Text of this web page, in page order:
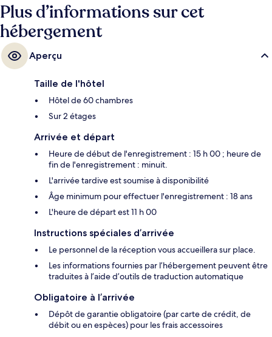
Plus d’informations sur cet
hébergement
Aperçu
Taille de l'hôtel
Hôtel de 60 chambres
Sur 2 étages
Arrivée et départ
Heure de début de l'enregistrement : 15 h 00 ; heure de
fin de l'enregistrement : minuit.
L'arrivée tardive est soumise à disponibilité
Âge minimum pour effectuer l'enregistrement : 18 ans
L'heure de départ est 11 h 00
Instructions spéciales d’arrivée
Le personnel de la réception vous accueillera sur place.
Les informations fournies par l’hébergement peuvent être
traduites à l’aide d’outils de traduction automatique
Obligatoire à l’arrivée
Dépôt de garantie obligatoire (par carte de crédit, de
débit ou en espèces) pour les frais accessoires